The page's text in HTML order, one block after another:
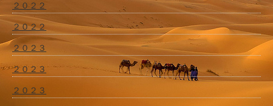
２０２２
２０２２
２０２３
２０２３
２０２３